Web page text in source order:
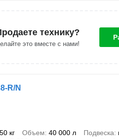
технику?
это вместе с нами!
R/N
кг Объем 40 000 л Подвеска